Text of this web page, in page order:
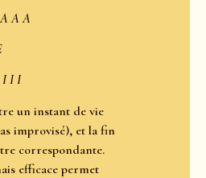
A A
I I I
un instant de vie
improvisé), et la fin
correspondante.
efficace permet